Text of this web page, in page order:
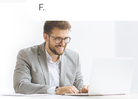
F.